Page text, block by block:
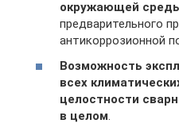
окружающей
предварительного
антикоррозионной
Возможность
всех
целостности
в целом.